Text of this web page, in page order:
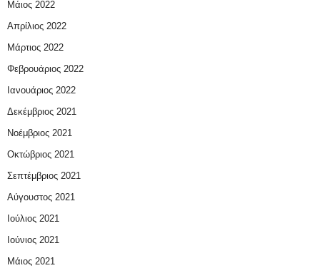
Μάιος 2022
Απρίλιος 2022
Μάρτιος 2022
Φεβρουάριος 2022
Ιανουάριος 2022
Δεκέμβριος 2021
Νοέμβριος 2021
Οκτώβριος 2021
Σεπτέμβριος 2021
Αύγουστος 2021
Ιούλιος 2021
Ιούνιος 2021
Μάιος 2021